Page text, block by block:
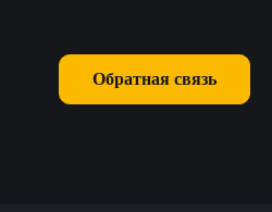
Обратная связь